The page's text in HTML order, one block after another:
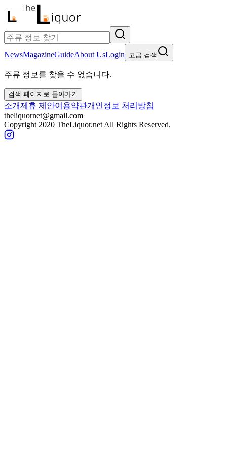
NewsMagazineGuideAbout UsLogin 고급 검색
주류 정보를 찾을 수 없습니다.
검색 페이지로 돌아가기
소개제휴 제안이용약관개인정보 처리방침
theliquornet@gmail.com
Copyright 2020 TheLiquor.net All Rights Reserved.